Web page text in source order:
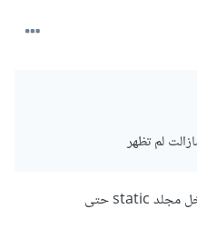
في الملف
لم تظهر
هذا لأنه يجب على الصور أن تكون بداخل مجلد static حتى